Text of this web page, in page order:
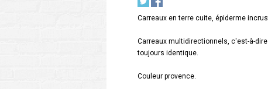
Carreaux en terre cuite, épiderme
Carreaux multidirectionnels, c'est-à-
toujours identique.
Couleur provence.